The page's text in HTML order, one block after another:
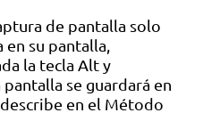
de pantalla solo
su pantalla,
la tecla Alt y
se guardará en
en el Método